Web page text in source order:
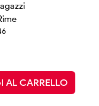
AL CARRELLO